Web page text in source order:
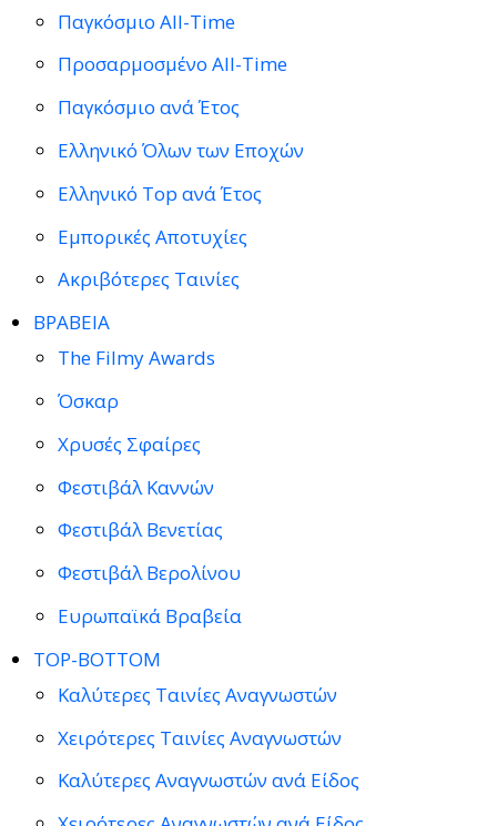
Παγκόσμιο All-Time
Προσαρμοσμένο All-Time
Παγκόσμιο ανά Έτος
Ελληνικό Όλων των Εποχών
Ελληνικό Top ανά Έτος
Εμπορικές Αποτυχίες
Ακριβότερες Ταινίες
ΒΡΑΒΕΙΑ
The Filmy Awards
Όσκαρ
Χρυσές Σφαίρες
Φεστιβάλ Καννών
Φεστιβάλ Βενετίας
Φεστιβάλ Βερολίνου
Ευρωπαϊκά Βραβεία
TOP-BOTTOM
Καλύτερες Ταινίες Αναγνωστών
Χειρότερες Ταινίες Αναγνωστών
Καλύτερες Αναγνωστών ανά Είδος